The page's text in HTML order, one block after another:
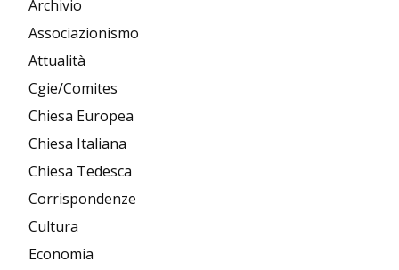
Archivio
Associazionismo
Attualità
Cgie/Comites
Chiesa Europea
Chiesa Italiana
Chiesa Tedesca
Corrispondenze
Cultura
Economia